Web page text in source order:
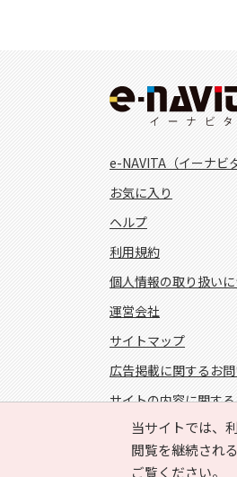
当サイトでは、
閲覧を継続され
ご覧ください。
e-NAVITA（イーナビ
お気に入り
ヘルプ
利用規約
個人情報の取り扱い
運営会社
サイトマップ
広告掲載に関するお
サイトの内容に関す
FOLLOW US!